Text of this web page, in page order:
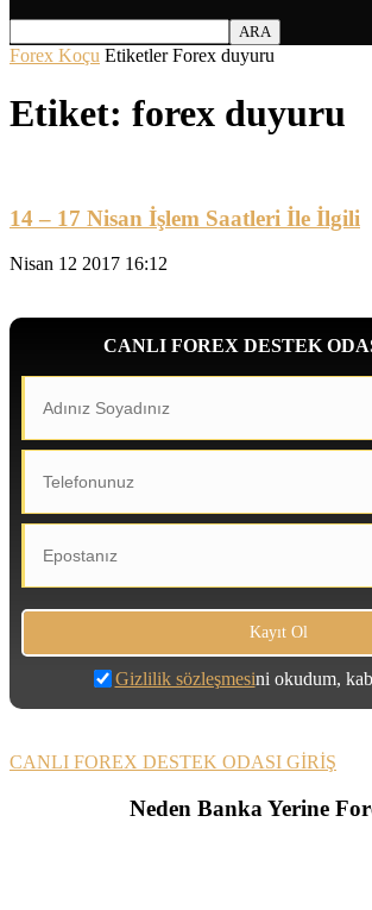
Forex Koçu Etiketler Forex duyuru
Etiket: forex duyuru
14 – 17 Nisan İşlem Saatleri İle İlgili
Nisan 12 2017 16:12
CANLI FOREX DESTEK
Gizlilik sözleşmesini okudum,
CANLI FOREX DESTEK ODASI GİRİŞ
Neden Banka Yerine